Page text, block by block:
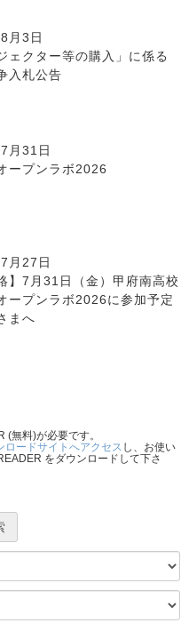
月3日
ェクター等の購入」に係る
入札公告
月31日
ープンラボ2026
月27日
】7月31日（金）甲府南高校
ープンラボ2026に参加予定
まへ
(無料)が必要です。
ロードサイトへアクセス し、お使い
をダウンロードして下さ